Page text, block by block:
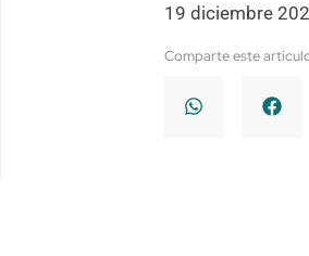
19 diciembre
Comparte este